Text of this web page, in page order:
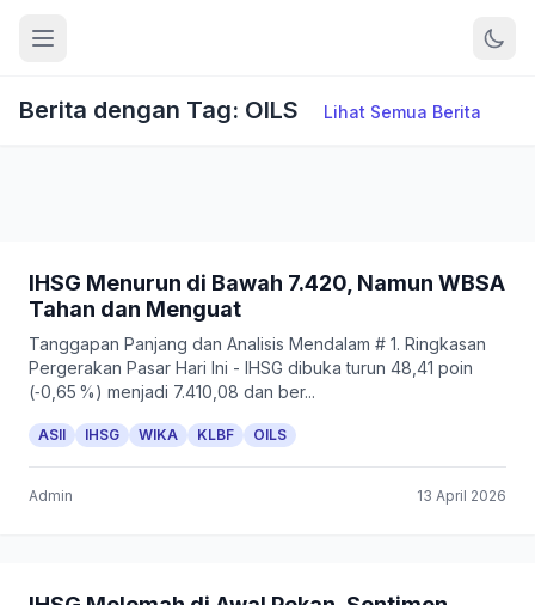
Berita dengan Tag: OILS Lihat Semua Berita
IHSG Menurun di Bawah 7.420, Namun WBSA
Tahan dan Menguat
Tanggapan Panjang dan Analisis Mendalam # 1. Ringkasan
Pergerakan Pasar Hari Ini - IHSG dibuka turun 48,41 poin
(‑0,65 %) menjadi 7.410,08 dan ber...
ASII IHSG WIKA KLBF OILS
Admin 13 April 2026